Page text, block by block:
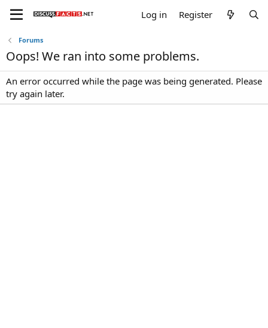
Log in Register
Forums
Oops! We ran into some problems.
An error occurred while the page was being generated. Please
try again later.